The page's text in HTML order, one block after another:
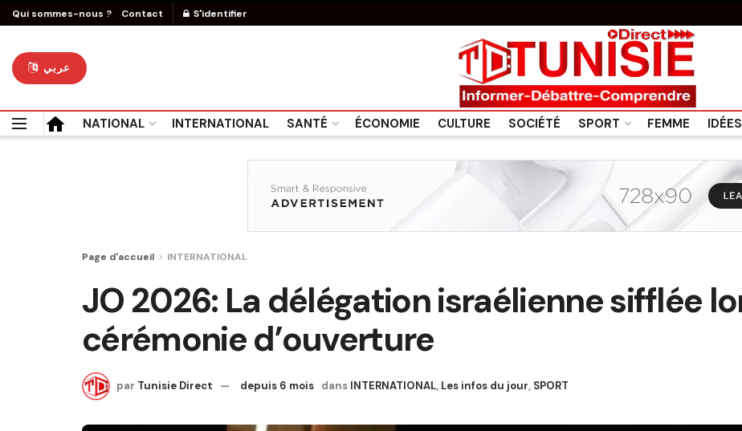
Qui sommes-nous ? Contact S'identifier
عربي
NATIONAL INTERNATIONAL SANTÉ ÉCONOMIE CULTURE SOCIÉTÉ SPORT FEMME
Page d'accueil INTERNATIONAL
JO 2026: La délégation israélienne sifflée
cérémonie d’ouverture
par Tunisie Direct depuis 6 mois dans INTERNATIONAL, Les infos du jour, SPORT